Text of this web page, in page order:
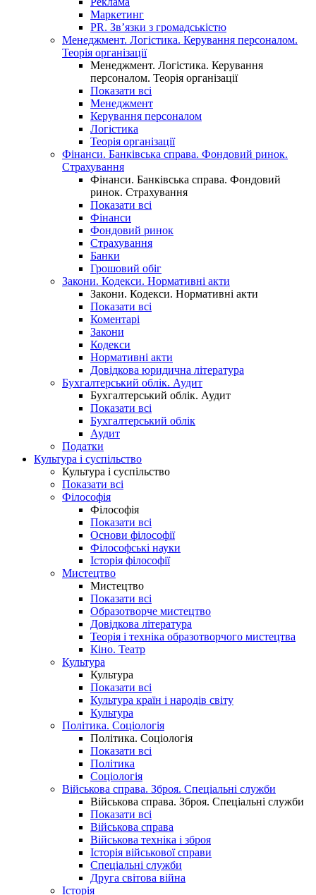
Маркетинг
PR. Зв’язки з громадськістю
Менеджмент. Логістика. Керування персоналом.
Теорія організації
Менеджмент. Логістика. Керування
персоналом. Теорія організації
Показати всі
Менеджмент
Керування персоналом
Логістика
Теорія організації
Фінанси. Банківська справа. Фондовий ринок.
Страхування
Фінанси. Банківська справа. Фондовий
ринок. Страхування
Показати всі
Фінанси
Фондовий ринок
Страхування
Банки
Грошовий обіг
Закони. Кодекси. Нормативні акти
Закони. Кодекси. Нормативні акти
Показати всі
Коментарі
Закони
Кодекси
Нормативні акти
Довідкова юридична література
Бухгалтерський облік. Аудит
Бухгалтерський облік. Аудит
Показати всі
Бухгалтерський облік
Аудит
Податки
Культура і суспільство
Культура і суспільство
Показати всі
Філософія
Філософія
Показати всі
Основи філософії
Філософські науки
Історія філософії
Мистецтво
Мистецтво
Показати всі
Образотворче мистецтво
Довідкова література
Теорія і техніка образотворчого мистецтва
Кіно. Театр
Культура
Культура
Показати всі
Культура країн і народів світу
Культура
Політика. Соціологія
Політика. Соціологія
Показати всі
Політика
Соціологія
Військова справа. Зброя. Спеціальні служби
Військова справа. Зброя. Спеціальні служби
Показати всі
Військова справа
Військова техніка і зброя
Історія військової справи
Спеціальні служби
Друга світова війна
Історія